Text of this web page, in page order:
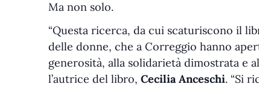
Ma non solo.
“Questa ricerca, da cui scaturiscono il
delle donne, che a Correggio hanno
generosità, alla solidarietà dimostrata e
l’autrice del libro, Cecilia Anceschi. “Si